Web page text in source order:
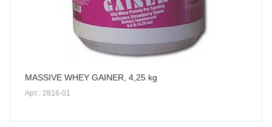
MASSIVE WHEY GAINER, 4,25 kg
Арт.: 2816-01